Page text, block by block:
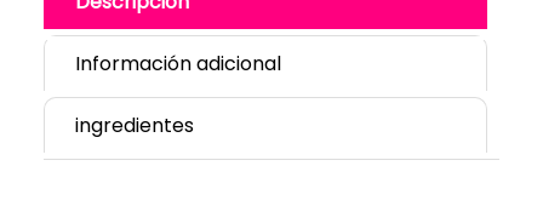
Información adicional
ingredientes